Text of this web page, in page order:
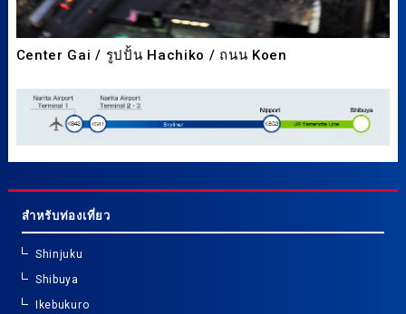
Center Gai / รูปปั้น Hachiko / ถนน Koen
สำหรับท่องเที่ยว
Shinjuku
Shibuya
Ikebukuro